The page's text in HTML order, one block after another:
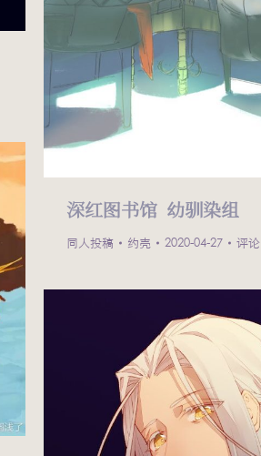
深红图书馆 幼驯染组
同人投稿 约壳 2020-04-27 评论